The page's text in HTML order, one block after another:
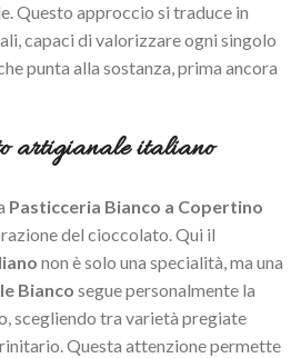
Questo approccio si traduce in
capaci di valorizzare ogni singolo
punta alla sostanza, prima ancora
artigianale italiano
Pasticceria Bianco a Copertino
del cioccolato. Qui il
non è solo una specialità, ma una
Bianco segue personalmente la
scegliendo tra varietà pregiate
Questa attenzione permette